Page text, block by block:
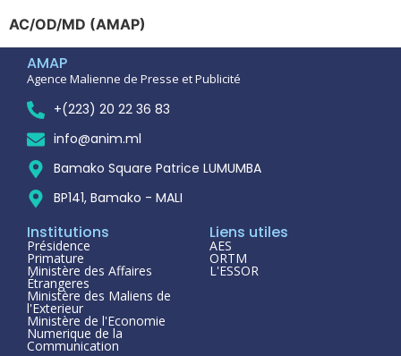
AC/OD/MD (AMAP)
AMAP
Agence Malienne de Presse et Publicité
+(223) 20 22 36 83
info@anim.ml
Bamako Square Patrice LUMUMBA
BP141, Bamako - MALI
Institutions
Présidence
Primature
Ministère des Affaires
Étrangeres
Ministère des Maliens de
l'Exterieur
Ministère de l'Economie
Numerique de la
Communication
Liens utiles
AES
ORTM
L'ESSOR